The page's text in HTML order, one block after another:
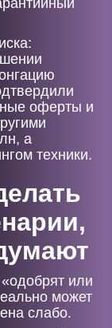
оферты и
а
техники.
или
может
слабо.